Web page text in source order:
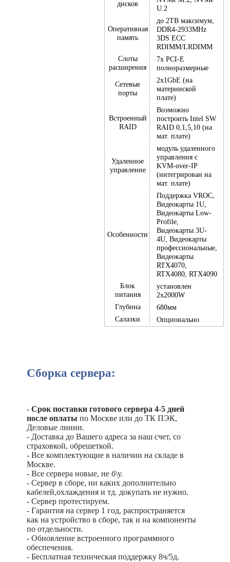
дисков
U.2
Оперативная
память
до 2TB максимум,
DDR4-2933MHz
3DS ECC
RDIMM/LRDIMM
Слоты
расширения
7x PCI-E
полноразмерные
Сетевые
порты
2x1GbE (на
материнской
плате)
Встроенный
RAID
Возможно
построить Intel SW
RAID 0,1,5,10 (на
мат. плате)
Удаленное
управление
модуль удаленного
управления с
KVM-over-IP
(интегрирован на
мат. плате)
Особенности
Поддержка VROC,
Видеокарты 1U,
Видеокарты Low-
Profile,
Видеокарты 3U-
4U, Видеокарты
профессиональные,
Видеокарты
RTX4070,
RTX4080, RTX4090
Блок
питания
установлен
2x2000W
Глубина
680мм
Салазки
Опционально
Сборка сервера:
-Срок поставки готового сервера 4-5 дней
после оплаты по Москве или до ТК ПЭК,
Деловые линии.
- Доставка до Вашего адреса за наш счет, со
страховкой, обрешеткой.
- Все комплектующие в наличии на складе в
Москве.
- Все сервера новые, не б\у.
- Сервер в сборе, ни каких дополнительно
кабелей,охлаждения и тд. докупать не нужно.
- Сервер протестируем.
- Гарантия на сервер 1 год, распространяется
как на устройство в сборе, так и на компоненты
по отдельности.
- Обновление встроенного программного
обеспечения.
- Бесплатная техническая поддержку 8ч/5д.